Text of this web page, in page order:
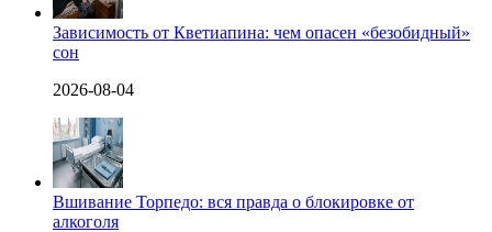
Зависимость от Кветиапина: чем опасен «безобидный»
сон
2026-08-04
Вшивание Торпедо: вся правда о блокировке от
алкоголя